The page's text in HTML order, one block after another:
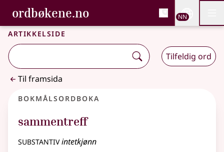
Gå til hovudinnhald
Tilgjenge
ordbøkene.no, Bokmålsordboka og
Bokmålsordboka og Nynorskordboka
NN
Artikkelside
Tilfeldig ord
Til framsida
Bokmålsordboka
sammentreff
substantivintetkjønn